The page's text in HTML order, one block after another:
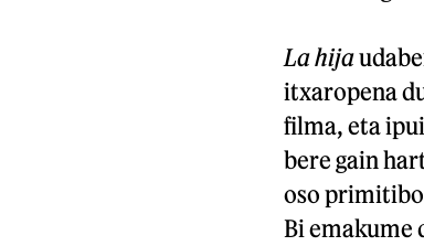
La hija
itxaropena
filma, eta
bere gain
oso
Bi emakume